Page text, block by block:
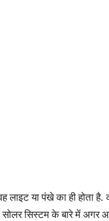
लाइट या पंखे का ही होता
सिस्टम के बारे में अगर